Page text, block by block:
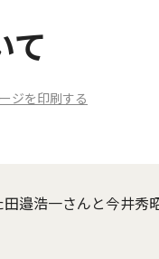
て
ジを印刷する
邉浩一さんと今井